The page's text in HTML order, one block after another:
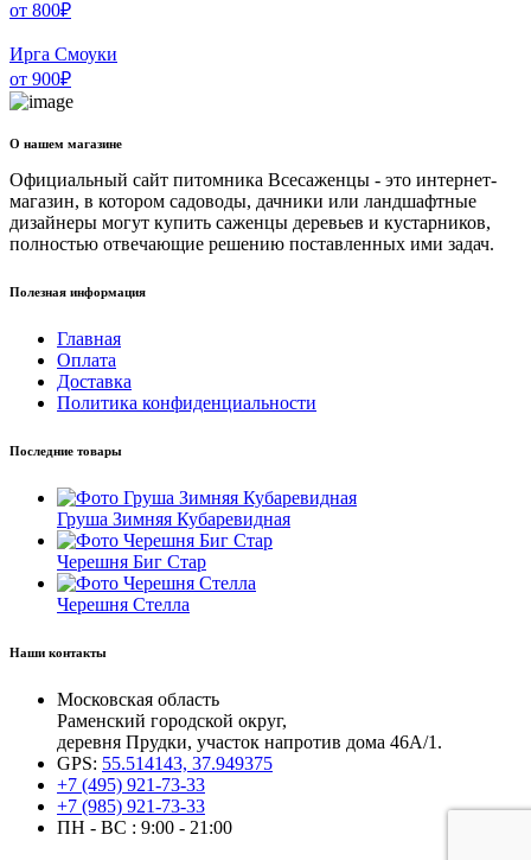
от 800₽
Ирга Смоуки
от 900₽
О нашем магазине
Официальный сайт питомника Всесаженцы - это интернет-
магазин, в котором садоводы, дачники или ландшафтные
дизайнеры могут купить саженцы деревьев и кустарников,
полностью отвечающие решению поставленных ими задач.
Полезная информация
Главная
Оплата
Доставка
Политика конфиденциальности
Последние товары
Груша Зимняя Кубаревидная
Черешня Биг Стар
Черешня Стелла
Наши контакты
Московская область
Раменский городской округ,
деревня Прудки, участок напротив дома 46А/1.
GPS: 55.514143, 37.949375
+7 (495) 921-73-33
+7 (985) 921-73-33
ПН - ВС : 9:00 - 21:00